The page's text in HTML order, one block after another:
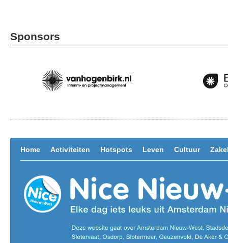
Sponsors
Home Activiteiten Hotspots Leven Cultuur